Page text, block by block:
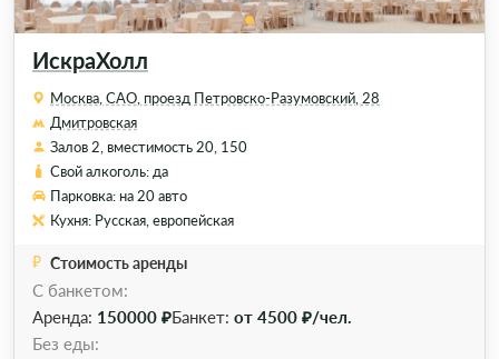
ИскраХолл
Москва, САО, проезд Петровско-Разумовский, 28
Дмитровская
Залов 2, вместимость 20, 150
Свой алкоголь: да
Парковка: на 20 авто
Кухня: Русская, европейская
Стоимость аренды
С банкетом:
Аренда: 150000 ₽Банкет: от 4500 ₽/чел.
Без еды: